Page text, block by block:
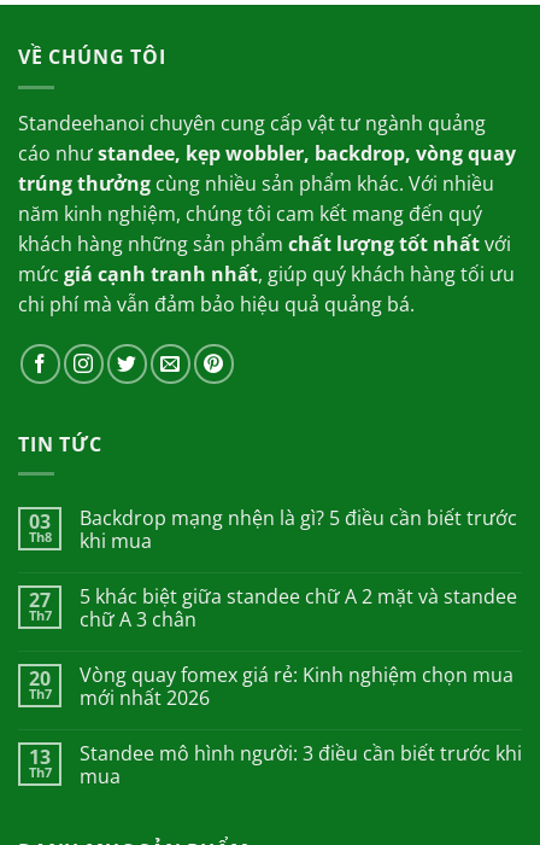
28,000.00₫.là:
VỀ CHÚNG TÔI
Standeehanoi chuyên cung cấp vật tư ngành quảng
cáo nhưstandee, kẹp wobbler, backdrop, vòng quay
trúng thưởng cùng nhiều sản phẩm khác. Với nhiều
năm kinh nghiệm, chúng tôi cam kết mang đến quý
khách hàng những sản phẩm chất lượng tốt nhấtvới
mức giá cạnh tranh nhất, giúp quý khách hàng tối ưu
chi phí mà vẫn đảm bảo hiệu quả quảng bá.
TIN TỨC
03
Th8
Backdrop mạng nhện là gì? 5 điều cần biết trước
khi mua
27
Th7
5 khác biệt giữa standee chữ A 2 mặt và standee
chữ A 3 chân
20
Th7
Vòng quay fomex giá rẻ: Kinh nghiệm chọn mua
mới nhất 2026
13
Th7
Standee mô hình người: 3 điều cần biết trước khi
mua